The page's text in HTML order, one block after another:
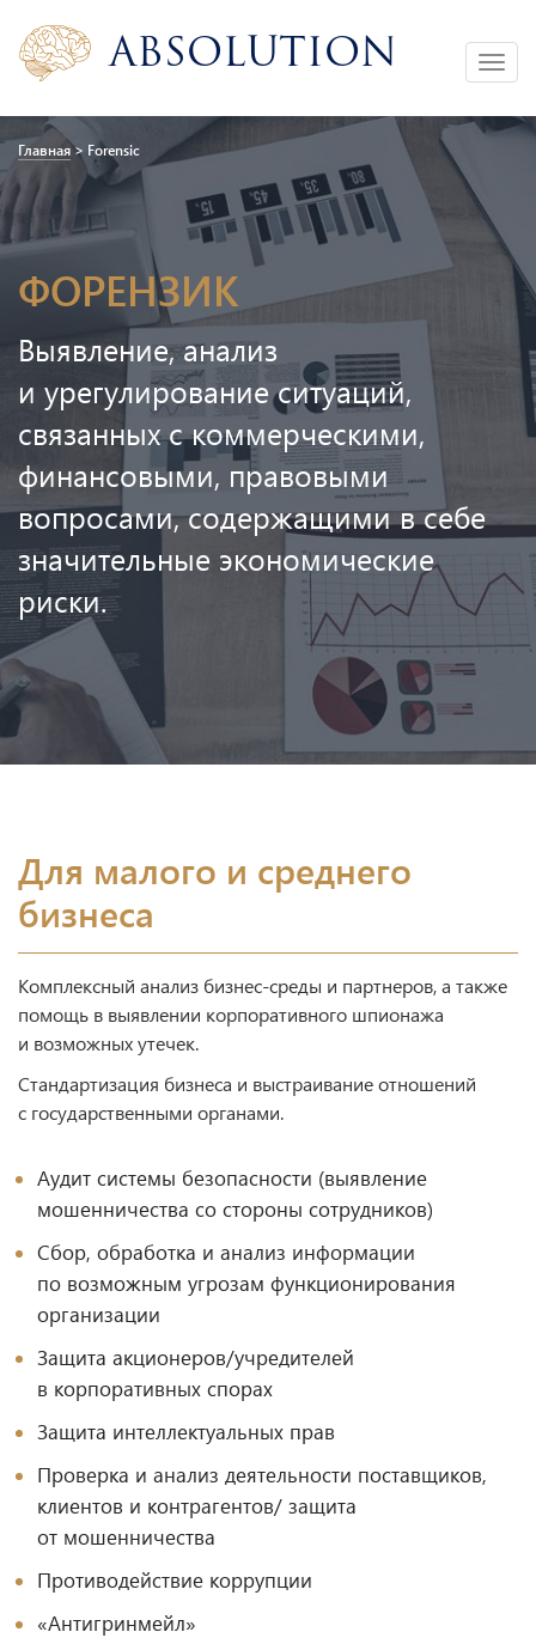
Toggle
navigation
Absolution
Главная> Forensic
ФОРЕНЗИК
Выявление, анализ
и урегулирование ситуаций,
связанных с коммерческими,
финансовыми, правовыми
вопросами, содержащими в себе
значительные экономические
риски.
Для малого и среднего
бизнеса
Комплексный анализ бизнес-среды и партнеров, а также
помощь в выявлении корпоративного шпионажа
и возможных утечек.
Стандартизация бизнеса и выстраивание отношений
с государственными органами.
Аудит системы безопасности (выявление
мошенничества со стороны сотрудников)
Сбор, обработка и анализ информации
по возможным угрозам функционирования
организации
Защита акционеров/учредителей
в корпоративных спорах
Защита интеллектуальных прав
Проверка и анализ деятельности поставщиков,
клиентов и контрагентов/ защита
от мошенничества
Противодействие коррупции
«Антигринмейл»